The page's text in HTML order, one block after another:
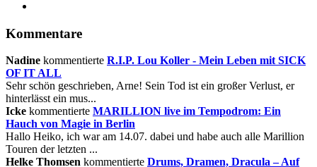
Kommentare
Nadine kommentierte R.I.P. Lou Koller - Mein Leben mit SICK
OF IT ALL
Sehr schön geschrieben, Arne! Sein Tod ist ein großer Verlust, er
hinterlässt ein mus...
Icke kommentierte MARILLION live im Tempodrom: Ein
Hauch von Magie in Berlin
Hallo Heiko, ich war am 14.07. dabei und habe auch alle Marillion
Touren der letzten ...
Helke Thomsen kommentierte Drums, Dramen, Dracula – Auf